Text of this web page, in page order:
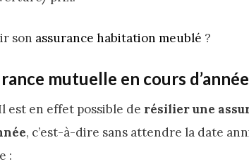
son assurance habitation meublé ?
mutuelle en cours
est en effet possible de résilier une
, c’est-à-dire sans attendre la date
: